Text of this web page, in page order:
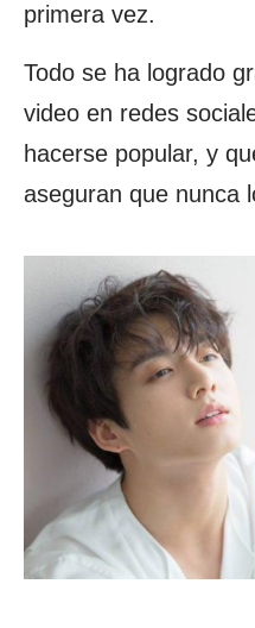
primera vez.
Todo se ha logrado
video en redes
hacerse popular, y
aseguran que nunca